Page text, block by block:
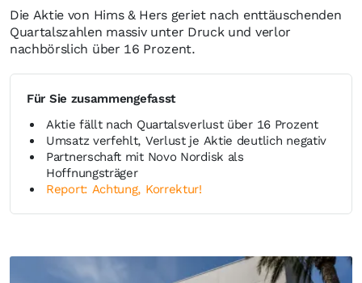
Die Aktie von Hims & Hers geriet nach enttäuschenden
Quartalszahlen massiv unter Druck und verlor
nachbörslich über 16 Prozent.
Für Sie zusammengefasst
Aktie fällt nach Quartalsverlust über 16 Prozent
Umsatz verfehlt, Verlust je Aktie deutlich negativ
Partnerschaft mit Novo Nordisk als
Hoffnungsträger
Report: Achtung, Korrektur!